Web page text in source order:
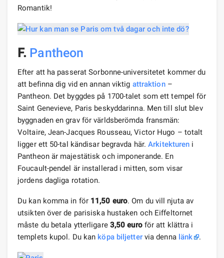
Romantik!
F. Pantheon
Efter att ha passerat Sorbonne-universitetet kommer du
att befinna dig vid en annan viktig attraktion–
Pantheon. Det byggdes på 1700-talet som ett tempel för
Saint Genevieve, Paris beskyddarinna. Men till slut blev
byggnaden en grav för världsberömda fransmän:
Voltaire, Jean-Jacques Rousseau, Victor Hugo – totalt
ligger ett 50-tal kändisar begravda här.Arkitekturen i
Pantheon är majestätisk och imponerande. En
Foucault-pendel är installerad i mitten, som visar
jordens dagliga rotation.
Du kan komma in för 11,50 euro. Om du vill njuta av
utsikten över de parisiska hustaken och Eiffeltornet
måste du betala ytterligare 3,50 euroför att klättra i
templets kupol. Du kan köpa biljettervia denna länk .